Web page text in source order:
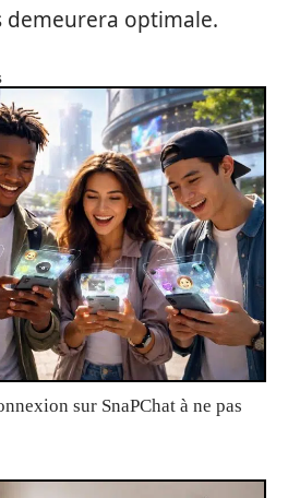
demeurera optimale.
sur SnaPChat à ne pas